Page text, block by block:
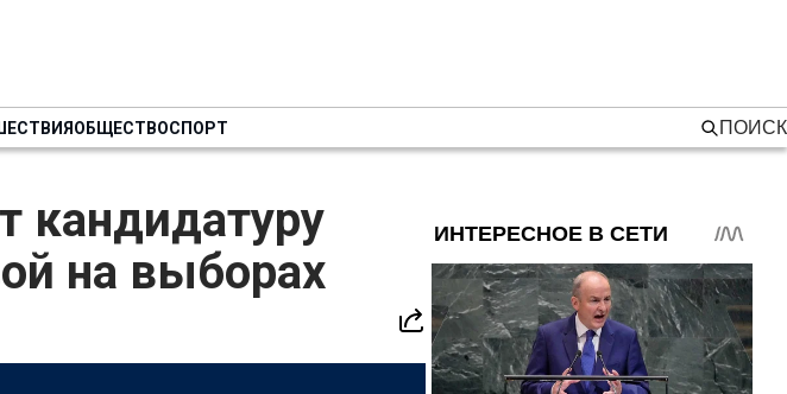
ОБЩЕСТВОСПОРТ ПОИСК
кандидатуру
на выборах